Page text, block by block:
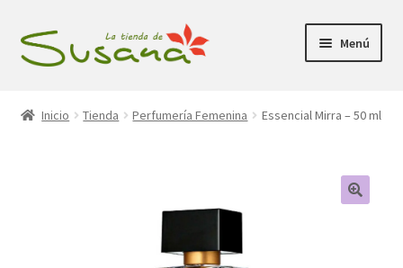
Ir
a
Ir
al
Menú
el
Inicio Tienda Perfumería Femenina Essencial Mirra – 50 ml